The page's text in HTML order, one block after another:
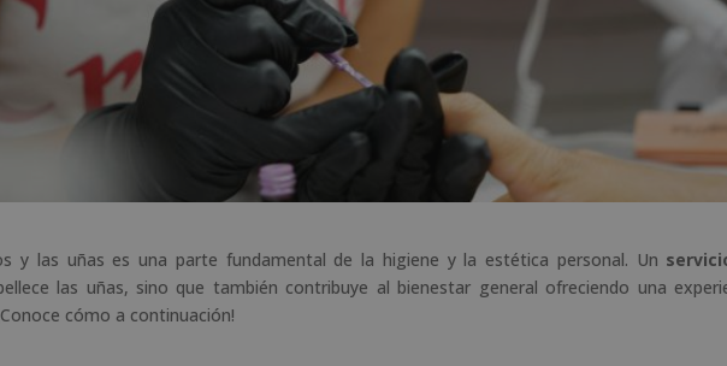
y las uñas es una parte fundamental de la higiene y la estética personal. Un
las uñas, sino que también contribuye al bienestar general ofreciendo una
cómo a continuación!